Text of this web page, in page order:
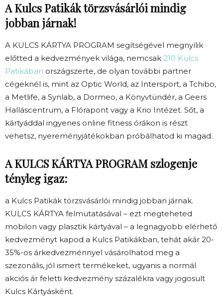
A Kulcs Patikák törzsvásárlói mindig
jobban járnak!
A KULCS KÁRTYA PROGRAM segítségével megnyílik
előtted a kedvezmények világa, nemcsak 210 Kulcs
Patikában országszerte, de olyan további partner
cégeknél is, mint az Optic World, az Intersport, a Tchibo,
a Metlife, a Synlab, a Dormeo, a Könyvtündér, a Geers
Halláscentrum, a Flórapont vagy a Krio Intézet. Sőt, a
kártyáddal ingyenes online fitness órákon is részt
vehetsz, nyereményjátékokban próbálhatod ki magad.
A KULCS KÁRTYA PROGRAM szlogenje
tényleg igaz:
a Kulcs Patikák törzsvásárlói mindig jobban járnak.
KULCS KÁRTYA felmutatásával – ezt megteheted
mobilon vagy plasztik kártyával – a legnagyobb elérhető
kedvezményt kapod a Kulcs Patikákban, tehát akár 20-
35%-os árkedvezménnyel vásárolhatod meg a
szezonális, jól ismert termékeket, ugyanis a normál
akciós ár feletti kedvezmény százalékra vagy jogosult
Kulcs Kártyásként.